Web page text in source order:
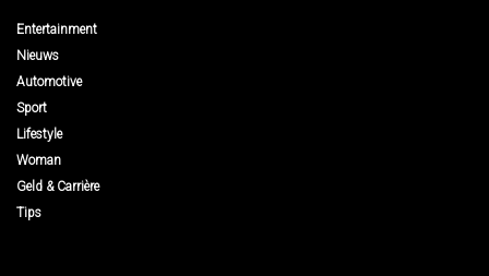
Entertainment
Nieuws
Automotive
Sport
Lifestyle
Woman
Geld & Carrière
Tips